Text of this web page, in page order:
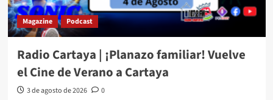
Magazine Podcast
Radio Cartaya | ¡Planazo familiar! Vuelve
el Cine de Verano a Cartaya
3 de agosto de 2026 0